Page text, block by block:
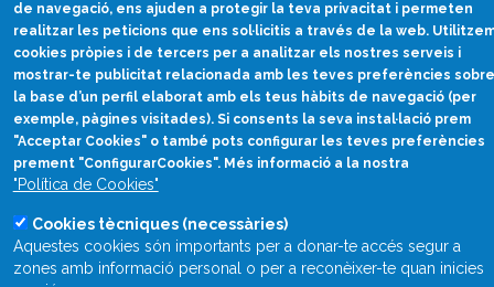
divulcat@divulcat.cat
(+34) 934 120 030
de navegació, ens ajuden a protegir la teva privacitat i permeten
realitzar les peticions que ens sol·licitis a través de la web.
cookies pròpies i de tercers per a analitzar els nostres serveis i
mostrar-te publicitat relacionada amb les teves preferències sobre
la base d’un perfil elaborat amb els teus hàbits de navegació (per
exemple, pàgines visitades). Si consents la seva instal·lació prem
"Acceptar Cookies" o també pots configurar les teves preferències
prement "ConfigurarCookies". Més informació a la nostra
"Política de Cookies"
Cookies tècniques (necessàries)
Aquestes cookies són importants per a donar-te accés segur a
zones amb informació personal o per a reconèixer-te quan inicies